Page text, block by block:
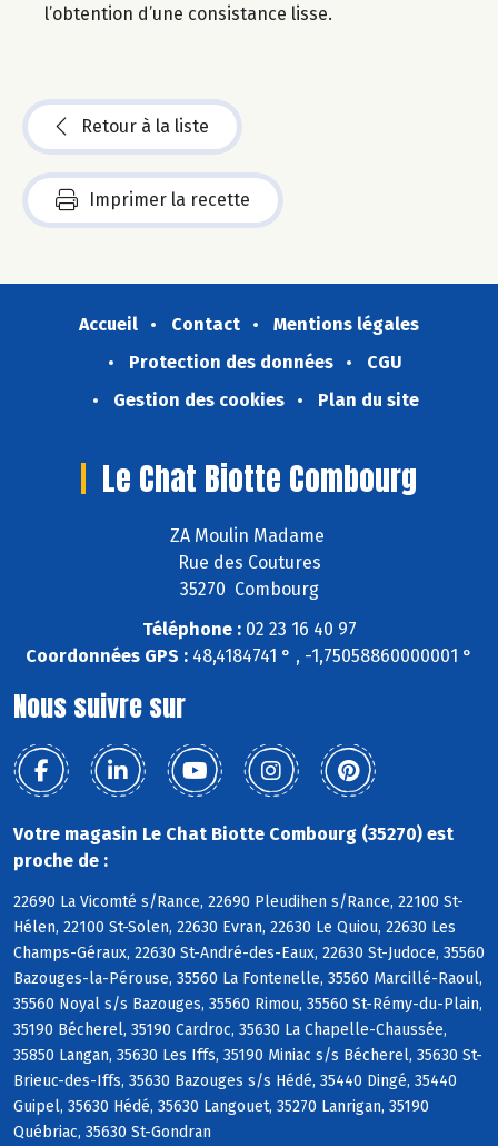
l’obtention d’une consistance lisse.
Retour à la liste
Imprimer la recette
Accueil Contact
Mentions légales
Protection des données
CGU
Gestion des cookies
Plan du site
Le Chat Biotte Combourg
ZA Moulin Madame
Rue des Coutures
35270 Combourg
Téléphone :02 23 16 40 97
Coordonnées GPS : 48,4184741 ° , -1,75058860000001 °
Nous suivre sur
Votre magasin Le Chat Biotte Combourg (35270) est
proche de :
22690 La Vicomté s/Rance, 22690 Pleudihen s/Rance, 22100 St-
Hélen, 22100 St-Solen, 22630 Evran, 22630 Le Quiou, 22630 Les
Champs-Géraux, 22630 St-André-des-Eaux, 22630 St-Judoce, 35560
Bazouges-la-Pérouse, 35560 La Fontenelle, 35560 Marcillé-Raoul,
35560 Noyal s/s Bazouges, 35560 Rimou, 35560 St-Rémy-du-Plain,
35190 Bécherel, 35190 Cardroc, 35630 La Chapelle-Chaussée,
35850 Langan, 35630 Les Iffs, 35190 Miniac s/s Bécherel, 35630 St-
Brieuc-des-Iffs, 35630 Bazouges s/s Hédé, 35440 Dingé, 35440
Guipel, 35630 Hédé, 35630 Langouet, 35270 Lanrigan, 35190
Québriac, 35630 St-Gondran